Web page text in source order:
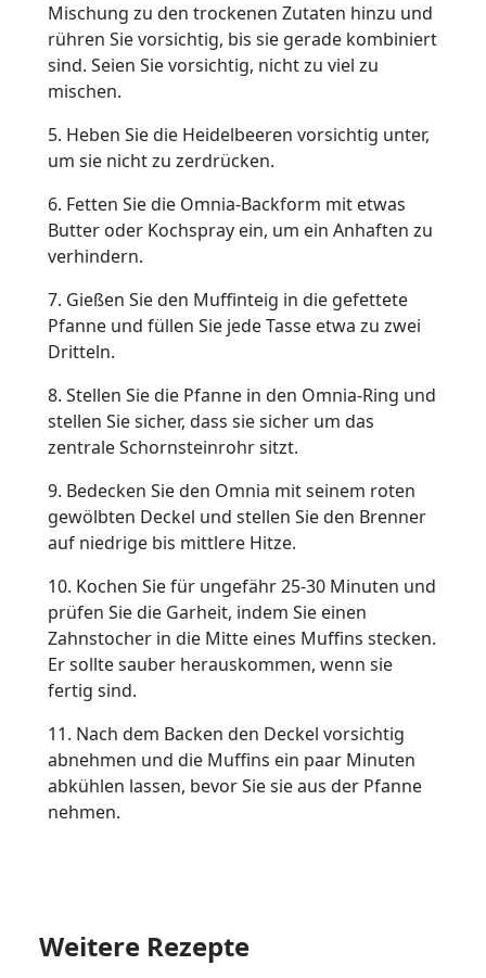
Mischung zu den trockenen Zutaten hinzu und
rühren Sie vorsichtig, bis sie gerade kombiniert
sind. Seien Sie vorsichtig, nicht zu viel zu
mischen.
5. Heben Sie die Heidelbeeren vorsichtig unter,
um sie nicht zu zerdrücken.
6. Fetten Sie die Omnia-Backform mit etwas
Butter oder Kochspray ein, um ein Anhaften zu
verhindern.
7. Gießen Sie den Muffinteig in die gefettete
Pfanne und füllen Sie jede Tasse etwa zu zwei
Dritteln.
8. Stellen Sie die Pfanne in den Omnia-Ring und
stellen Sie sicher, dass sie sicher um das
zentrale Schornsteinrohr sitzt.
9. Bedecken Sie den Omnia mit seinem roten
gewölbten Deckel und stellen Sie den Brenner
auf niedrige bis mittlere Hitze.
10. Kochen Sie für ungefähr 25-30 Minuten und
prüfen Sie die Garheit, indem Sie einen
Zahnstocher in die Mitte eines Muffins stecken.
Er sollte sauber herauskommen, wenn sie
fertig sind.
11. Nach dem Backen den Deckel vorsichtig
abnehmen und die Muffins ein paar Minuten
abkühlen lassen, bevor Sie sie aus der Pfanne
nehmen.
Weitere Rezepte